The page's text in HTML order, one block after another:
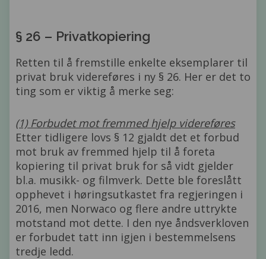
§ 26 – Privatkopiering
Retten til å fremstille enkelte eksemplarer til
privat bruk videreføres i ny § 26. Her er det to
ting som er viktig å merke seg:
(1) Forbudet mot fremmed hjelp videreføres
Etter tidligere lovs § 12 gjaldt det et forbud
mot bruk av fremmed hjelp til å foreta
kopiering til privat bruk for så vidt gjelder
bl.a. musikk- og filmverk. Dette ble foreslått
opphevet i høringsutkastet fra regjeringen i
2016, men Norwaco og flere andre uttrykte
motstand mot dette. I den nye åndsverkloven
er forbudet tatt inn igjen i bestemmelsens
tredje ledd.